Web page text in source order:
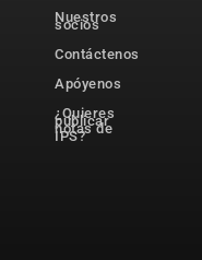
Nuestros
socios
Contáctenos
Apóyenos
¿Quieres
publicar
notas de
IPS?